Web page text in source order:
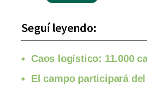
Seguí leyendo:
Caos logístico: 11.000
El campo participará